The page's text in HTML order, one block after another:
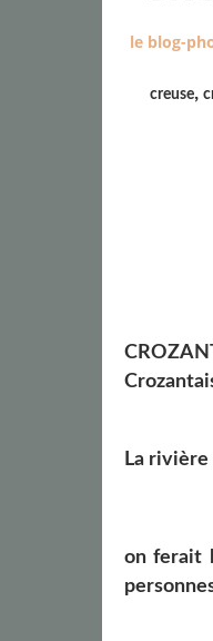
le blog-
creuse,
La
on ferait